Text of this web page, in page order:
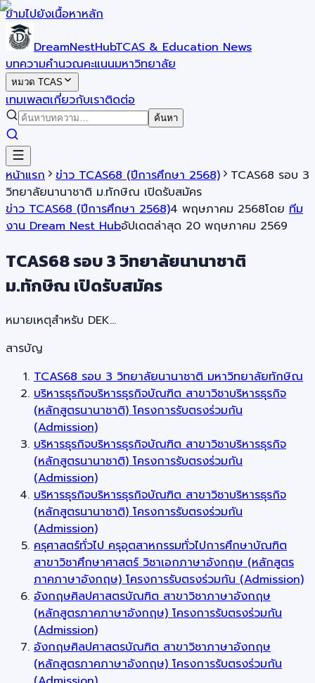
ข้ามไปยังเนื้อหาหลัก
DreamNestHubTCAS & Education News
บทความคำนวณคะแนนมหาวิทยาลัย
หมวด TCAS
เทมเพลตเกี่ยวกับเราติดต่อ
ค้นหา
หน้าแรก ข่าว TCAS68 (ปีการศึกษา 2568)
TCAS68 รอบ 3
วิทยาลัยนานาชาติ ม.ทักษิณ เปิดรับสมัคร
ข่าว TCAS68 (ปีการศึกษา 2568)4 พฤษภาคม 2568โดย ทีม
งาน Dream Nest Hubอัปเดตล่าสุด 20 พฤษภาคม 2569
TCAS68 รอบ 3 วิทยาลัยนานาชาติ
ม.ทักษิณ เปิดรับสมัคร
หมายเหตุสำหรับ DEK…
สารบัญ
TCAS68 รอบ 3 วิทยาลัยนานาชาติ มหาวิทยาลัยทักษิณ
บริหารธุรกิจบริหารธุรกิจบัณฑิต สาขาวิชาบริหารธุรกิจ
(หลักสูตรนานาชาติ) โครงการรับตรงร่วมกัน
(Admission)
บริหารธุรกิจบริหารธุรกิจบัณฑิต สาขาวิชาบริหารธุรกิจ
(หลักสูตรนานาชาติ) โครงการรับตรงร่วมกัน
(Admission)
บริหารธุรกิจบริหารธุรกิจบัณฑิต สาขาวิชาบริหารธุรกิจ
(หลักสูตรนานาชาติ) โครงการรับตรงร่วมกัน
(Admission)
ครุศาสตร์ทั่วไป ครุอุตสาหกรรมทั่วไปการศึกษาบัณฑิต
สาขาวิชาศึกษาศาสตร์ วิชาเอกภาษาอังกฤษ (หลักสูตร
ภาคภาษาอังกฤษ) โครงการรับตรงร่วมกัน (Admission)
อังกฤษศิลปศาสตรบัณฑิต สาขาวิชาภาษาอังกฤษ
(หลักสูตรภาคภาษาอังกฤษ) โครงการรับตรงร่วมกัน
(Admission)
อังกฤษศิลปศาสตรบัณฑิต สาขาวิชาภาษาอังกฤษ
(หลักสูตรภาคภาษาอังกฤษ) โครงการรับตรงร่วมกัน